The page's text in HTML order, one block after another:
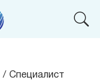
/ Специалист